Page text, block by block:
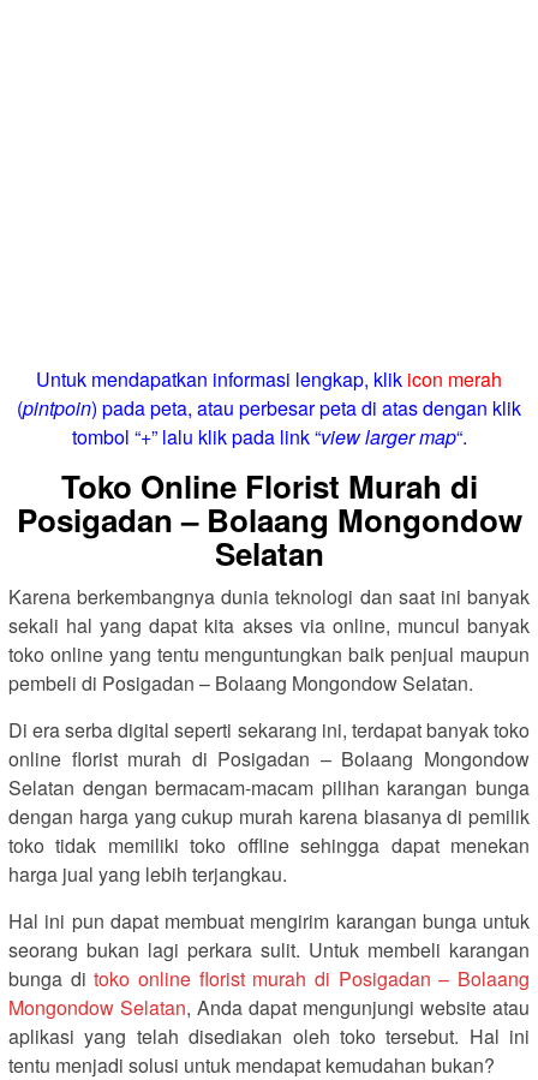
Untuk mendapatkan informasi lengkap, klik icon merah
(pintpoin) pada peta, atau perbesar peta di atas dengan klik
tombol “+” lalu klik pada link “view larger map“.
Toko Online Florist Murah di
Posigadan – Bolaang Mongondow
Selatan
Karena berkembangnya dunia teknologi dan saat ini banyak
sekali hal yang dapat kita akses via online, muncul banyak
toko online yang tentu menguntungkan baik penjual maupun
pembeli di Posigadan – Bolaang Mongondow Selatan.
Di era serba digital seperti sekarang ini, terdapat banyak toko
online florist murah di Posigadan – Bolaang Mongondow
Selatan dengan bermacam-macam pilihan karangan bunga
dengan harga yang cukup murah karena biasanya di pemilik
toko tidak memiliki toko offline sehingga dapat menekan
harga jual yang lebih terjangkau.
Hal ini pun dapat membuat mengirim karangan bunga untuk
seorang bukan lagi perkara sulit. Untuk membeli karangan
bunga ditoko online florist murah di Posigadan – Bolaang
Mongondow Selatan, Anda dapat mengunjungi website atau
aplikasi yang telah disediakan oleh toko tersebut. Hal ini
tentu menjadi solusi untuk mendapat kemudahan bukan?